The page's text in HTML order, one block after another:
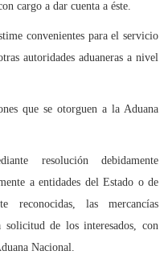
cargo a dar cuenta a éste.
convenientes para el servicio
autoridades aduaneras a nivel
que se otorguen a la Aduana
resolución debidamente
a entidades del Estado o de
reconocidas, las mercancías
solicitud de los interesados, con
Nacional.